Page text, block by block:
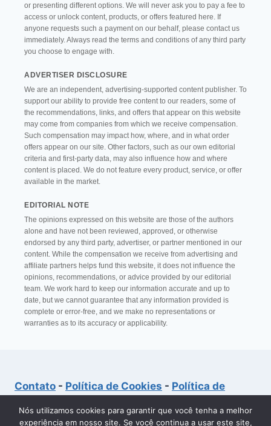
or presenting different options. We will never ask you to pay a fee to
access or unlock content, products, or offers featured here. If
anyone requests such a payment on our behalf, please contact us
immediately. Always read the terms and conditions of any third party
you choose to engage with.
ADVERTISER DISCLOSURE
We are an independent, advertising-supported content publisher. To
support our ability to provide free content to our readers, some of
the recommendations, links, and offers that appear on this website
may come from companies from which we receive compensation.
Such compensation may impact how, where, and in what order
offers appear on our site. Other factors, such as our own editorial
criteria and first-party data, may also influence how and where
content is placed. We do not feature every product, service, or offer
available in the market.
EDITORIAL NOTE
The opinions expressed on this website are those of the authors
alone and have not been reviewed, approved, or otherwise
endorsed by any third party, advertiser, or partner mentioned in our
content. While the compensation we receive from advertising and
affiliate partners helps fund this website, it does not influence the
opinions, recommendations, or advice provided by our editorial
team. We work hard to keep our information accurate and up to
date, but we cannot guarantee that any information provided is
complete or error-free, and we make no representations or
warranties as to its accuracy or applicability.
Contato - Política de Cookies - Política de
Nós utilizamos cookies para garantir que você tenha a melhor
experiência em nosso site. Se você continua a usar este site,